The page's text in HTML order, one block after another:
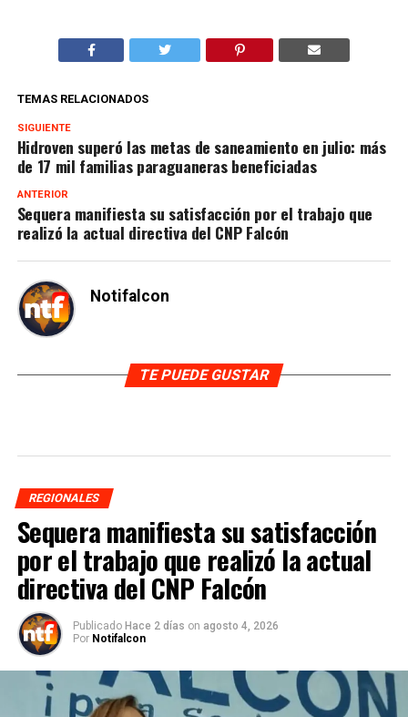
TEMAS RELACIONADOS
SIGUIENTE
Hidroven superó las metas de saneamiento en julio: más
de 17 mil familias paraguaneras beneficiadas
ANTERIOR
Sequera manifiesta su satisfacción por el trabajo que
realizó la actual directiva del CNP Falcón
Notifalcon
TE PUEDE GUSTAR
REGIONALES
Sequera manifiesta su satisfacción
por el trabajo que realizó la actual
directiva del CNP Falcón
Publicado Hace 2 días on agosto 4, 2026
Por Notifalcon